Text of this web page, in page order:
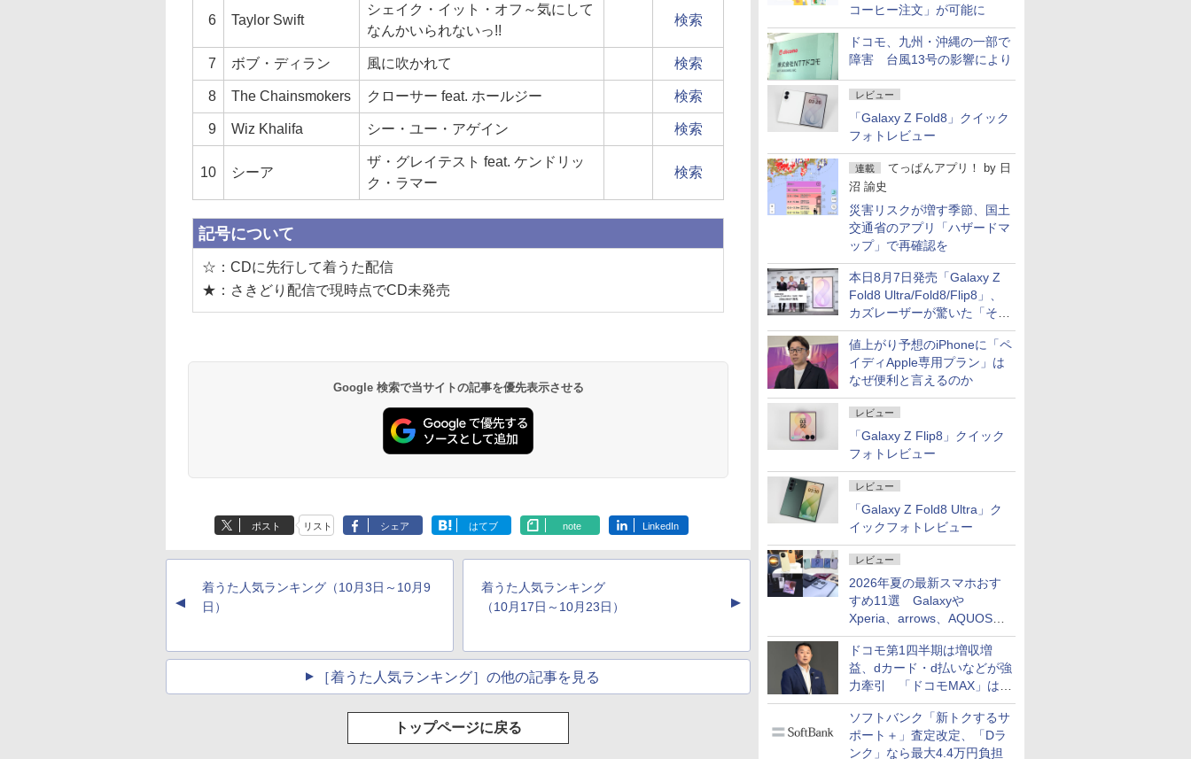
コーヒー注文」が可能に
ドコモ、九州・沖縄の一部で
障害 台風13号の影響により
レビュー
「Galaxy Z Fold8」クイック
フォトレビュー
連載 てっぱんアプリ！ by 日
沼 諭史
災害リスクが増す季節、国土
交通省のアプリ「ハザードマ
ップ」で再確認を
本日8月7日発売「Galaxy Z
Fold8 Ultra/Fold8/Flip8」、
カズレーザーが驚いた「そば
屋のメニュー並みの薄さ」
値上がり予想のiPhoneに「ペ
イディApple専用プラン」は
なぜ便利と言えるのか
レビュー
「Galaxy Z Flip8」クイック
フォトレビュー
レビュー
「Galaxy Z Fold8 Ultra」ク
イックフォトレビュー
レビュー
2026年夏の最新スマホおす
すめ11選 Galaxyや
Xperia、arrows、AQUOSな
ど注目機種の特徴は
ドコモ第1四半期は増収増
益、dカード・d払いなどが強
力牽引 「ドコモMAX」は
400万契約突破
ソフトバンク「新トクするサ
ポート＋」査定改定、「Dラ
ンク」なら最大4.4万円負担
6 Taylor Swift
シェイク・イット・オフ～気にして
なんかいられないっ!!
検索
7 ボブ・ディラン 風に吹かれて 検索
8 The Chainsmokers クローサー feat. ホールジー 検索
9 Wiz Khalifa シー・ユー・アゲイン 検索
10 シーア
ザ・グレイテスト feat. ケンドリッ
ク・ラマー
検索
記号について
☆：CDに先行して着うた配信
★：さきどり配信で現時点でCD未発売
Google 検索で当サイトの記事を優先表示させる
ポスト リスト シェア はてブ note LinkedIn
▲
着うた人気ランキング（10月3日～10月9
日）
着うた人気ランキング
（10月17日～10月23日）
▲
［着うた人気ランキング］の他の記事を見る
トップページに戻る